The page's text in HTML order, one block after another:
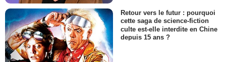
Retour vers le futur : pourquoi
cette saga de science-fiction
culte est-elle interdite en Chine
depuis 15 ans ?